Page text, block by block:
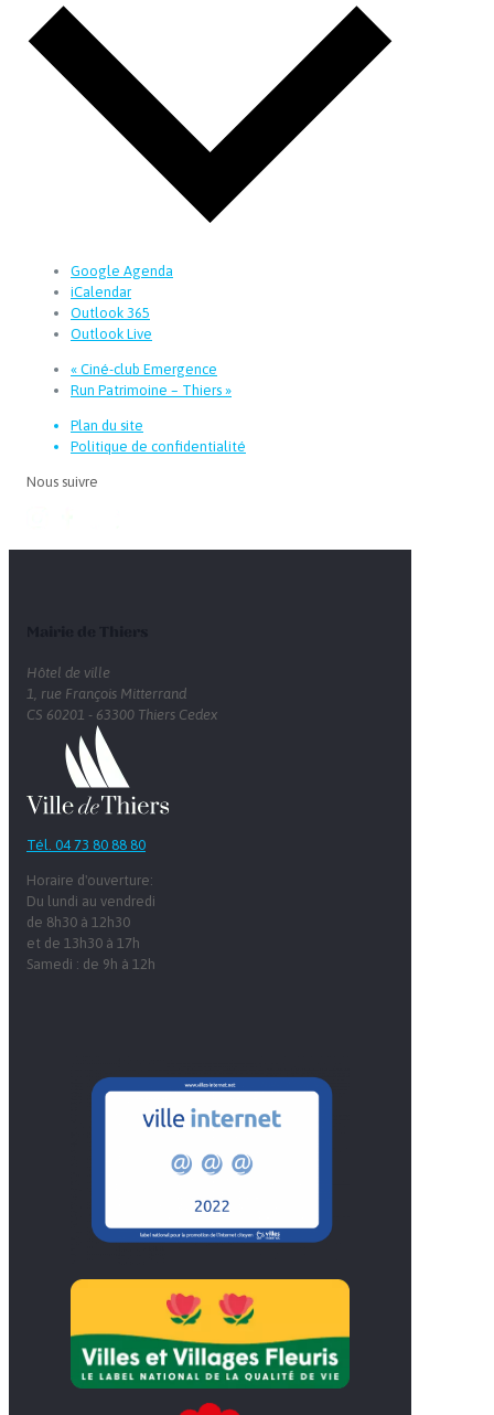
Google Agenda
iCalendar
Outlook 365
Outlook Live
« Ciné-club Emergence
Run Patrimoine – Thiers »
Plan du site
Politique de confidentialité
Nous suivre
Hôtel de ville
1, rue François Mitterrand
CS 60201 - 63300 Thiers Cedex
Tél. 04 73 80 88 80
Horaire d'ouverture:
Du lundi au vendredi
de 8h30 à 12h30
et de 13h30 à 17h
Samedi : de 9h à 12h